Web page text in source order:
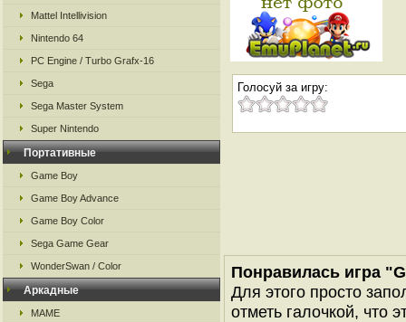
Mattel Intellivision
Nintendo 64
PC Engine / Turbo Grafx-16
Sega
Sega Master System
Super Nintendo
Портативные
Game Boy
Game Boy Advance
Game Boy Color
Sega Game Gear
WonderSwan / Color
Аркадные
MAME
Голосуй за игру:
Понравилась игра
Для этого просто
отметь галочкой, что